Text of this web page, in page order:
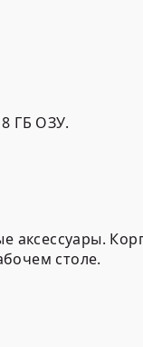
ГБ ОЗУ.
аксессуары.
столе.